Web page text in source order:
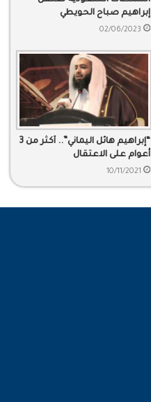
إبراهيم صباح الحويطي
02/06/2023
“إبراهيم هائل اليماني”.. أكثر من 3
أعوام على الاعتقال
10/11/2021